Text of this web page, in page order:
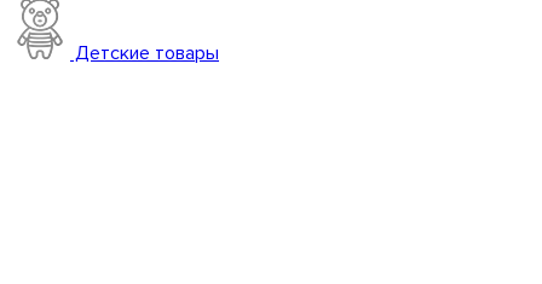
Детские товары